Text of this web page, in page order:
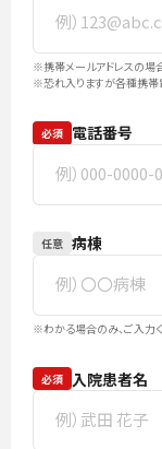
※携帯メールアドレスの場
※恐れ入りますが各種携帯
必須 電話番号
任意 病棟
※わかる場合のみ、ご入力く
必須 入院患者名